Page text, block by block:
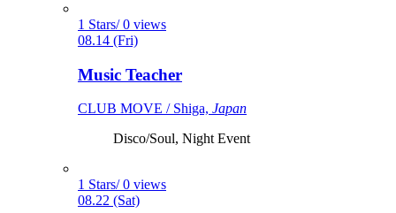
1 Stars/ 0 views
08.14 (Fri)
Music Teacher
CLUB MOVE / Shiga, Japan
Disco/Soul, Night Event
1 Stars/ 0 views
08.22 (Sat)